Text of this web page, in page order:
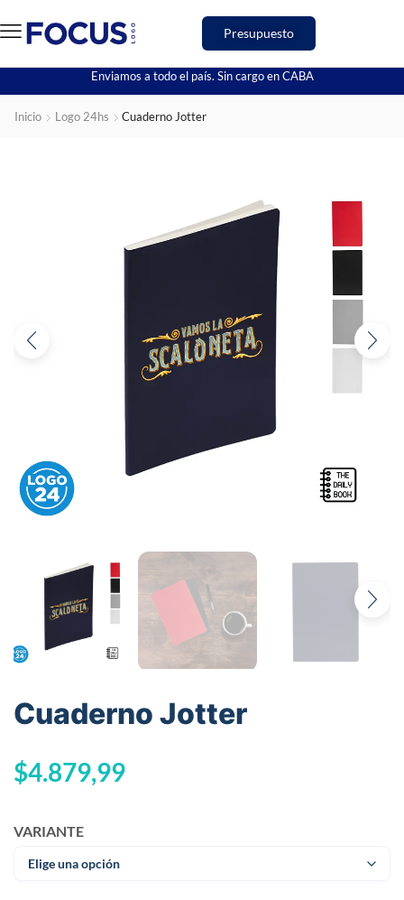
Presupuesto
Enviamos a todo el país. Sin cargo en CABA
Inicio Logo 24hs Cuaderno Jotter
Cuaderno Jotter
$4.879,99
VARIANTE